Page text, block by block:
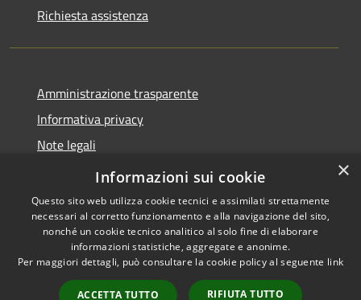
Richiesta assistenza
Amministrazione trasparente
Informativa privacy
Note legali
Dichiarazione di accessibilità
Accessibilità
Copyright © 2026 • Città di
Cirié • Powered by
Municipium• Accesso
×
Informazioni sui cookie
Questo sito web utilizza cookie tecnici e assimilati strettamente
necessari al corretto funzionamento e alla navigazione del sito,
nonché un cookie tecnico analitico al solo fine di elaborare
informazioni statistiche, aggregate e anonime.
Per maggiori dettagli, può consultare la cookie policy al seguente link
ACCETTA TUTTO RIFIUTA TUTTO